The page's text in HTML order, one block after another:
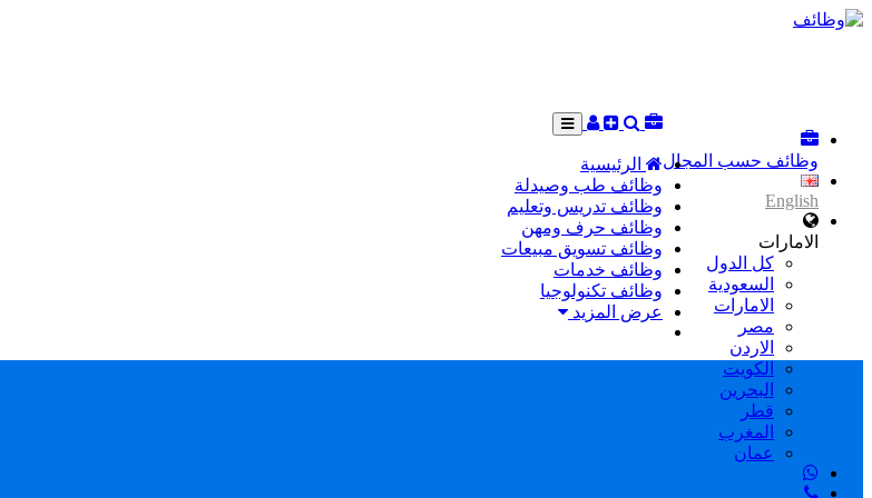
وظائف حسب المجال
English
الامارات
كل الدول
السعودية
الامارات
مصر
الاردن
الكويت
البحرين
قطر
المغرب
عمان
الرئيسية
وظائف طب وصيدلة
وظائف تدريس وتعليم
وظائف حرف ومهن
وظائف تسويق مبيعات
وظائف خدمات
وظائف تكنولوجيا
عرض المزيد